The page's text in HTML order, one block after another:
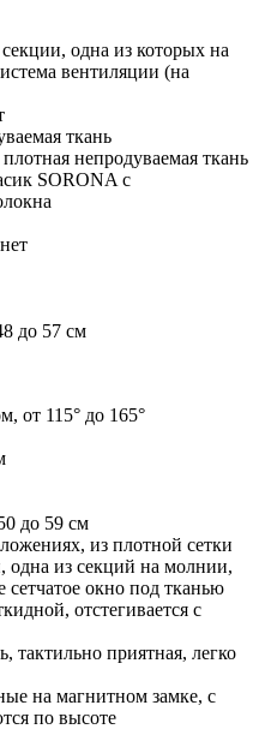
одна из которых на
вентиляции (на
ткань
непродуваемая ткань
SORONA с
до 57 см
от 115° до 165°
до 59 см
из плотной сетки
из секций на молнии,
сетчатое окно под тканью
отстегивается с
тактильно приятная, легко
на магнитном замке, с
по высоте